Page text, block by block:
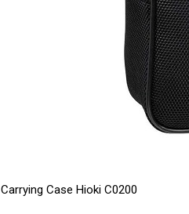
Carrying Case Hioki C0200